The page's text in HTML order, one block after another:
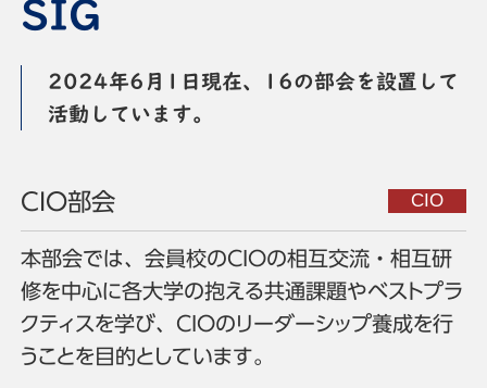
2024年6月1日現在、16の部会を設置して
活動しています。
CIO部会
本部会では、会員校のCIOの相互交流・相互研
修を中心に各大学の抱える共通課題やベストプラ
クティスを学び、CIOのリーダーシップ養成を行
うことを目的としています。